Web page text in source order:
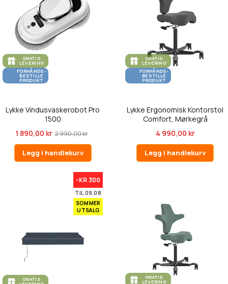
GRATIS
LEVERING
FORHÅNDS-
BESTILLE
PRODUKT
Lykke Vindusvaskerobot Pro
1500
1 890,00 kr 2 990,00 kr
Legg i handlekurv
GRATIS
LEVERING
FORHÅNDS-
BESTILLE
PRODUKT
Lykke Ergonomisk Kontorstol
Comfort, Mørkegrå
4 990,00 kr
Legg i handlekurv
-KR 300
TIL 09.08
SOMMER
UTSALG
GRATIS GRATIS
LEVERING